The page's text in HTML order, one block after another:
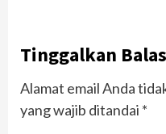
Tinggalkan
Alamat email Anda
yang wajib ditandai *